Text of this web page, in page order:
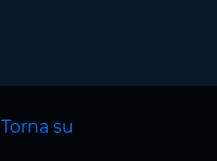
Torna su